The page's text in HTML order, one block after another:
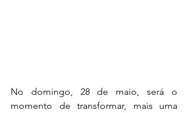
No domingo, 28 de maio, será o
momento de transformar, mais uma